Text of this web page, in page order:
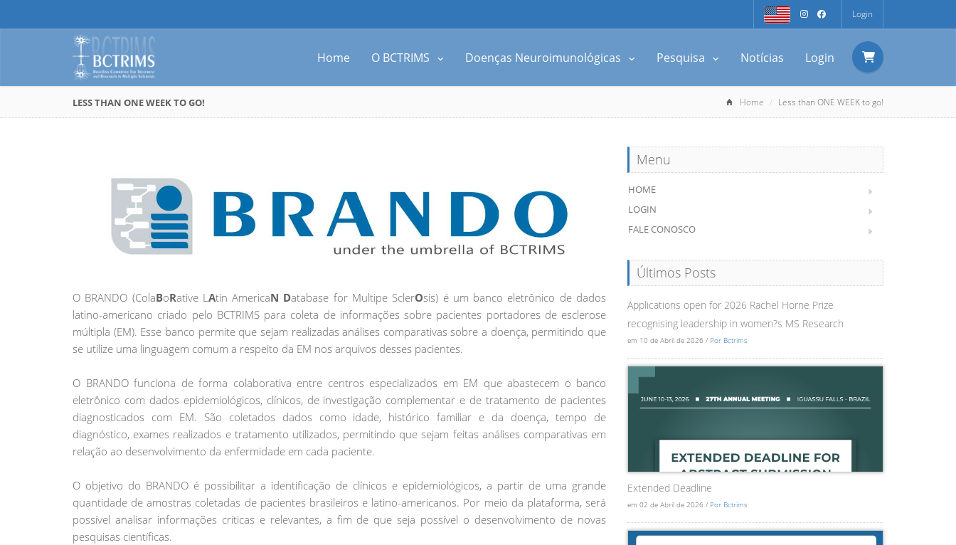
Login
Home O BCTRIMS Doenças Neuroimunológicas Pesquisa Notícias Login
LESS THAN ONE WEEK TO GO! Home Less than ONE WEEK to go!
O BRANDO (ColaBoRative LAtin AmericaN Database for Multipe SclerOsis) é um banco eletrônico de dados
latino-americano criado pelo BCTRIMS para coleta de informações sobre pacientes portadores de esclerose
múltipla (EM). Esse banco permite que sejam realizadas análises comparativas sobre a doença, permitindo que
se utilize uma linguagem comum a respeito da EM nos arquivos desses pacientes.
O BRANDO funciona de forma colaborativa entre centros especializados em EM que abastecem o banco
eletrônico com dados epidemiológicos, clínicos, de investigação complementar e de tratamento de pacientes
diagnosticados com EM. São coletados dados como idade, histórico familiar e da doença, tempo de
diagnóstico, exames realizados e tratamento utilizados, permitindo que sejam feitas análises comparativas em
relação ao desenvolvimento da enfermidade em cada paciente.
O objetivo do BRANDO é possibilitar a identificação de clínicos e epidemiológicos, a partir de uma grande
quantidade de amostras coletadas de pacientes brasileiros e latino-americanos. Por meio da plataforma, será
possível analisar informações críticas e relevantes, a fim de que seja possível o desenvolvimento de novas
pesquisas científicas.
Menu
HOME
LOGIN
FALE CONOSCO
Últimos Posts
Applications open for 2026 Rachel Horne Prize
recognising leadership in women?s MS Research
em 10 de Abril de 2026 / Por Bctrims
Extended Deadline
em 02 de Abril de 2026 / Por Bctrims